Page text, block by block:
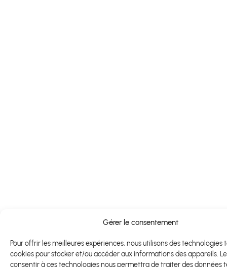
Gérer le consentement
Pour offrir les meilleures expériences, nous utilisons des technologies
cookies pour stocker et/ou accéder aux informations des appareils.
consentir à ces technologies nous permettra de traiter des données